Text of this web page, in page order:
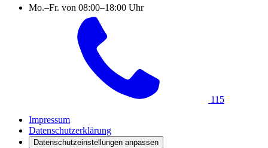
Mo.–Fr. von 08:00–18:00 Uhr
115
Impressum
Datenschutzerklärung
Datenschutzeinstellungen anpassen